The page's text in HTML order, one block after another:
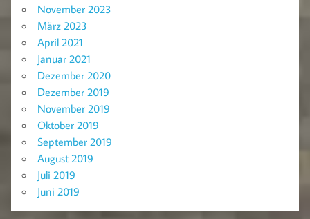
November 2023
März 2023
April 2021
Januar 2021
Dezember 2020
Dezember 2019
November 2019
Oktober 2019
September 2019
August 2019
Juli 2019
Juni 2019